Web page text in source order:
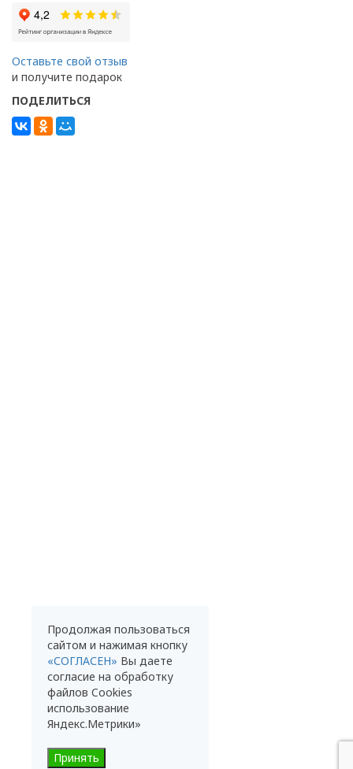
Оставьте свой отзыв
и получите подарок
ПОДЕЛИТЬСЯ
Продолжая пользоваться
сайтом и нажимая кнопку
«СОГЛАСЕН» Вы даете
согласие на обработку
файлов Cookies
использование
Яндекс.Метрики»
Принять